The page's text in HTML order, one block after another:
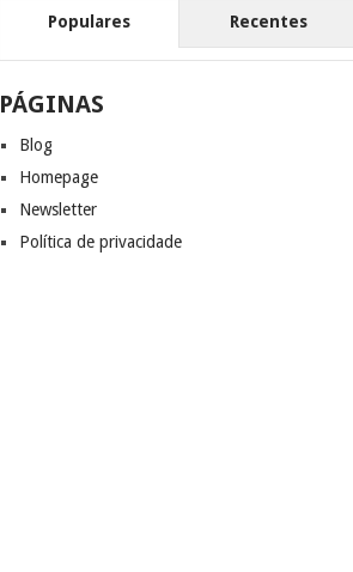
Populares Recentes
PÁGINAS
Blog
Homepage
Newsletter
Política de privacidade